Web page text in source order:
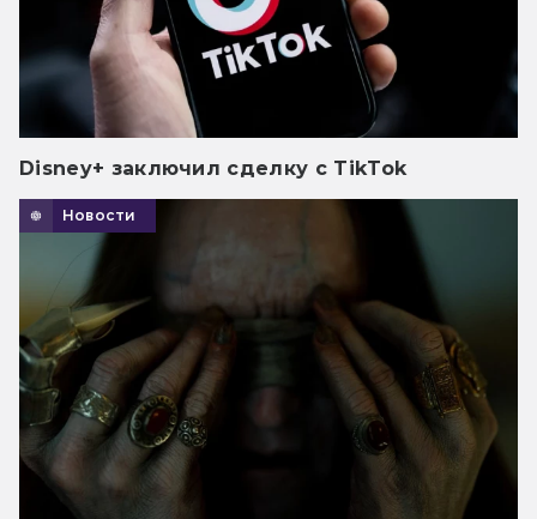
Disney+ заключил сделку с TikTok
Новости